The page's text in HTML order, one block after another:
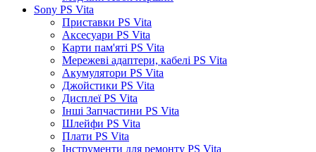
Sony PS Vita
Приставки PS Vita
Аксесуари PS Vita
Карти пам'яті PS Vita
Мережеві адаптери, кабелі PS Vita
Акумулятори PS Vita
Джойстики PS Vita
Дисплеї PS Vita
Інші Запчастини PS Vita
Шлейфи PS Vita
Плати PS Vita
Інструменти для ремонту PS Vita